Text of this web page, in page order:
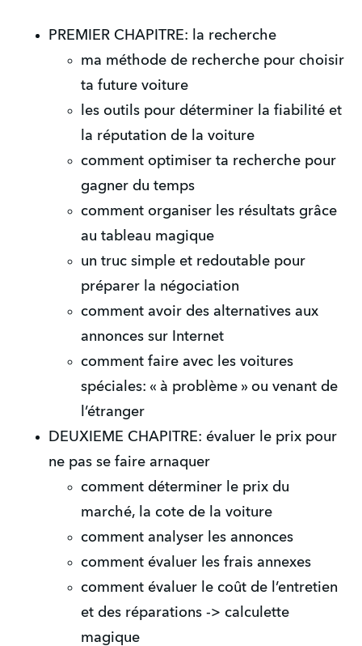
PREMIER CHAPITRE: la recherche
ma méthode de recherche pour choisir
ta future voiture
les outils pour déterminer la fiabilité et
la réputation de la voiture
comment optimiser ta recherche pour
gagner du temps
comment organiser les résultats grâce
au tableau magique
un truc simple et redoutable pour
préparer la négociation
comment avoir des alternatives aux
annonces sur Internet
comment faire avec les voitures
spéciales: « à problème » ou venant de
l’étranger
DEUXIEME CHAPITRE: évaluer le prix pour
ne pas se faire arnaquer
comment déterminer le prix du
marché, la cote de la voiture
comment analyser les annonces
comment évaluer les frais annexes
comment évaluer le coût de l’entretien
et des réparations -> calculette
magique